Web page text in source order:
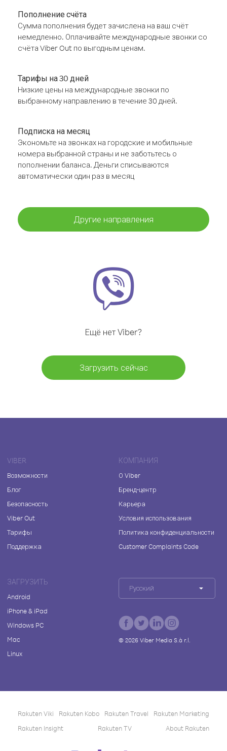
Пополнение счёта
Сумма пополнения будет зачислена на ваш счёт
немедленно. Оплачивайте международные звонки со
счёта Viber Out по выгодным ценам.
Тарифы на 30 дней
Низкие цены на международные звонки по
выбранному направлению в течение 30 дней.
Подписка на месяц
Экономьте на звонках на городские и мобильные
номера выбранной страны и не заботьтесь о
пополнении баланса. Деньги списываются
автоматически один раз в месяц
Другие направления
Ещё нет Viber?
Загрузить сейчас
VIBER
Возможности
Блог
Безопасность
Viber Out
Тарифы
Поддержка
КОМПАНИЯ
О Viber
Бренд-центр
Карьера
Условия использования
Политика конфиденциальности
Customer Complaints Code
ЗАГРУЗИТЬ
Android
iPhone & iPad
Windows PC
Mac
Linux
Русский
© 2026Viber Media S.à r.l.
Rakuten Viki Rakuten Kobo Rakuten Travel
Rakuten Marketing
Rakuten Insight
Rakuten TV About Rakuten